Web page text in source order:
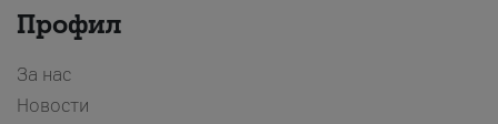
Профил
За нас
Новости